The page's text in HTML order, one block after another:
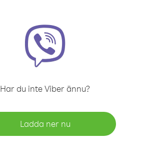
Har du inte Viber ännu?
Ladda ner nu